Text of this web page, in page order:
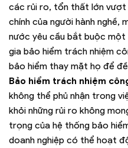
các rủi ro, tổn thất lớn vượt
chính của người hành nghề,
nước yêu cầu bắt buộc một
gia bảo hiểm trách nhiệm
bảo hiểm thay mặt họ để
Bảo hiểm trách nhiệm
không thể phủ nhận trong
khỏi những rủi ro không
trọng của hệ thống bảo
doanh nghiệp có thể hoạt